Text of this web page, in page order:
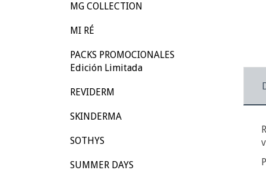
MG COLLECTION
MI RÉ
PACKS PROMOCIONALES
Edición Limitada
REVIDERM
SKINDERMA
SOTHYS
SUMMER DAYS